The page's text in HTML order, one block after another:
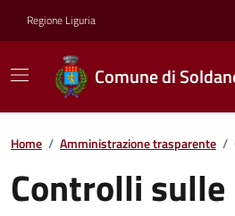
Regione Liguria
Comune di
Home / Amministrazione trasparente /
Controlli